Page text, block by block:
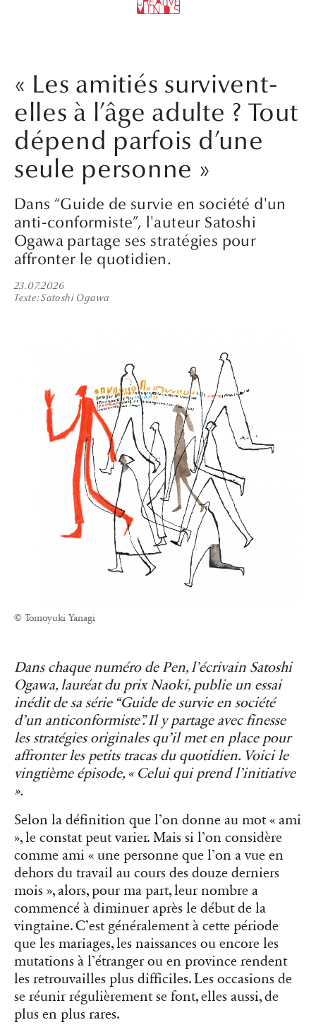
« Les amitiés survivent-
elles à l’âge adulte ? Tout
dépend parfois d’une
seule personne »
Dans “Guide de survie en société d'un
anti-conformiste”, l'auteur Satoshi
Ogawa partage ses stratégies pour
affronter le quotidien.
23.07.2026
Texte Satoshi Ogawa
© Tomoyuki Yanagi
Dans chaque numéro de Pen, l’écrivain Satoshi
Ogawa, lauréat du prix Naoki, publie un essai
inédit de sa série “Guide de survie en société
d’un anticonformiste”. Il y partage avec finesse
les stratégies originales qu’il met en place pour
affronter les petits tracas du quotidien. Voici le
vingtième épisode, « Celui qui prend l’initiative
».
Selon la définition que l’on donne au mot « ami
», le constat peut varier. Mais si l’on considère
comme ami « une personne que l’on a vue en
dehors du travail au cours des douze derniers
mois », alors, pour ma part, leur nombre a
commencé à diminuer après le début de la
vingtaine. C’est généralement à cette période
que les mariages, les naissances ou encore les
mutations à l’étranger ou en province rendent
les retrouvailles plus difficiles. Les occasions de
se réunir régulièrement se font, elles aussi, de
plus en plus rares.